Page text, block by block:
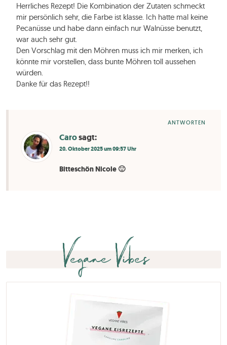
Herrliches Rezept! Die Kombination der Zutaten schmeckt
mir persönlich sehr, die Farbe ist klasse. Ich hatte mal keine
Pecanüsse und habe dann einfach nur Walnüsse benutzt,
war auch sehr gut.
Den Vorschlag mit den Möhren muss ich mir merken, ich
könnte mir vorstellen, dass bunte Möhren toll aussehen
würden.
Danke für das Rezept!!
Carosagt:
20. Oktober 2025 um 09:57 Uhr
Bitteschön Nicole 🙂
ANTWORTEN
Vegane Vibes